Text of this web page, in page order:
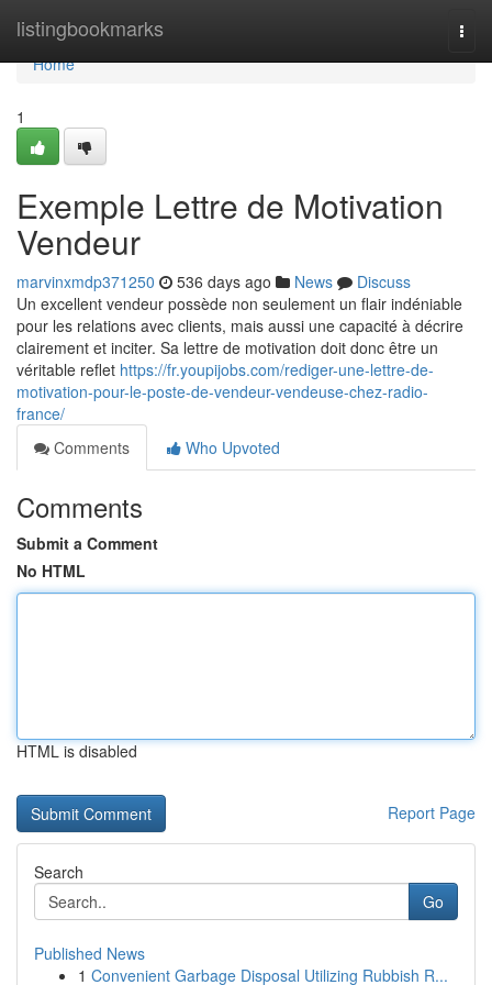
listingbookmarks
Home
Home
1
Exemple Lettre de Motivation
Vendeur
marvinxmdp371250 536 days ago News
Discuss
Un excellent vendeur possède non seulement un flair indéniable
pour les relations avec clients, mais aussi une capacité à décrire
clairement et inciter. Sa lettre de motivation doit donc être un
véritable reflet https://fr.youpijobs.com/rediger-une-lettre-de-
motivation-pour-le-poste-de-vendeur-vendeuse-chez-radio-
france/
Comments
Who Upvoted
Comments
Submit a Comment
No HTML
HTML is disabled
Report Page
Search
Go
Published News
1 Convenient Garbage Disposal Utilizing Rubbish R...